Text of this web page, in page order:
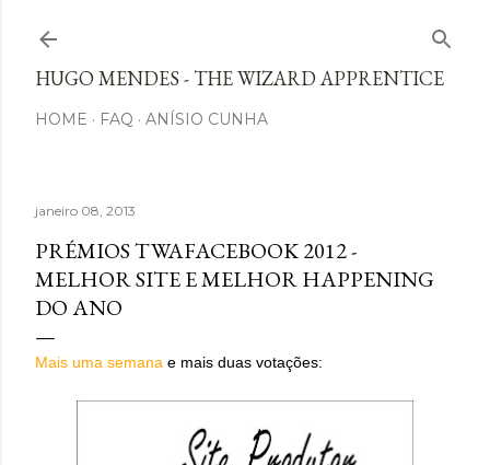
HUGO MENDES - THE WIZARD APPRENTICE
HOME FAQ ANÍSIO CUNHA
janeiro 08, 2013
PRÉMIOS TWAFACEBOOK 2012 -
MELHOR SITE E MELHOR HAPPENING
DO ANO
Mais uma semana e mais duas votações: